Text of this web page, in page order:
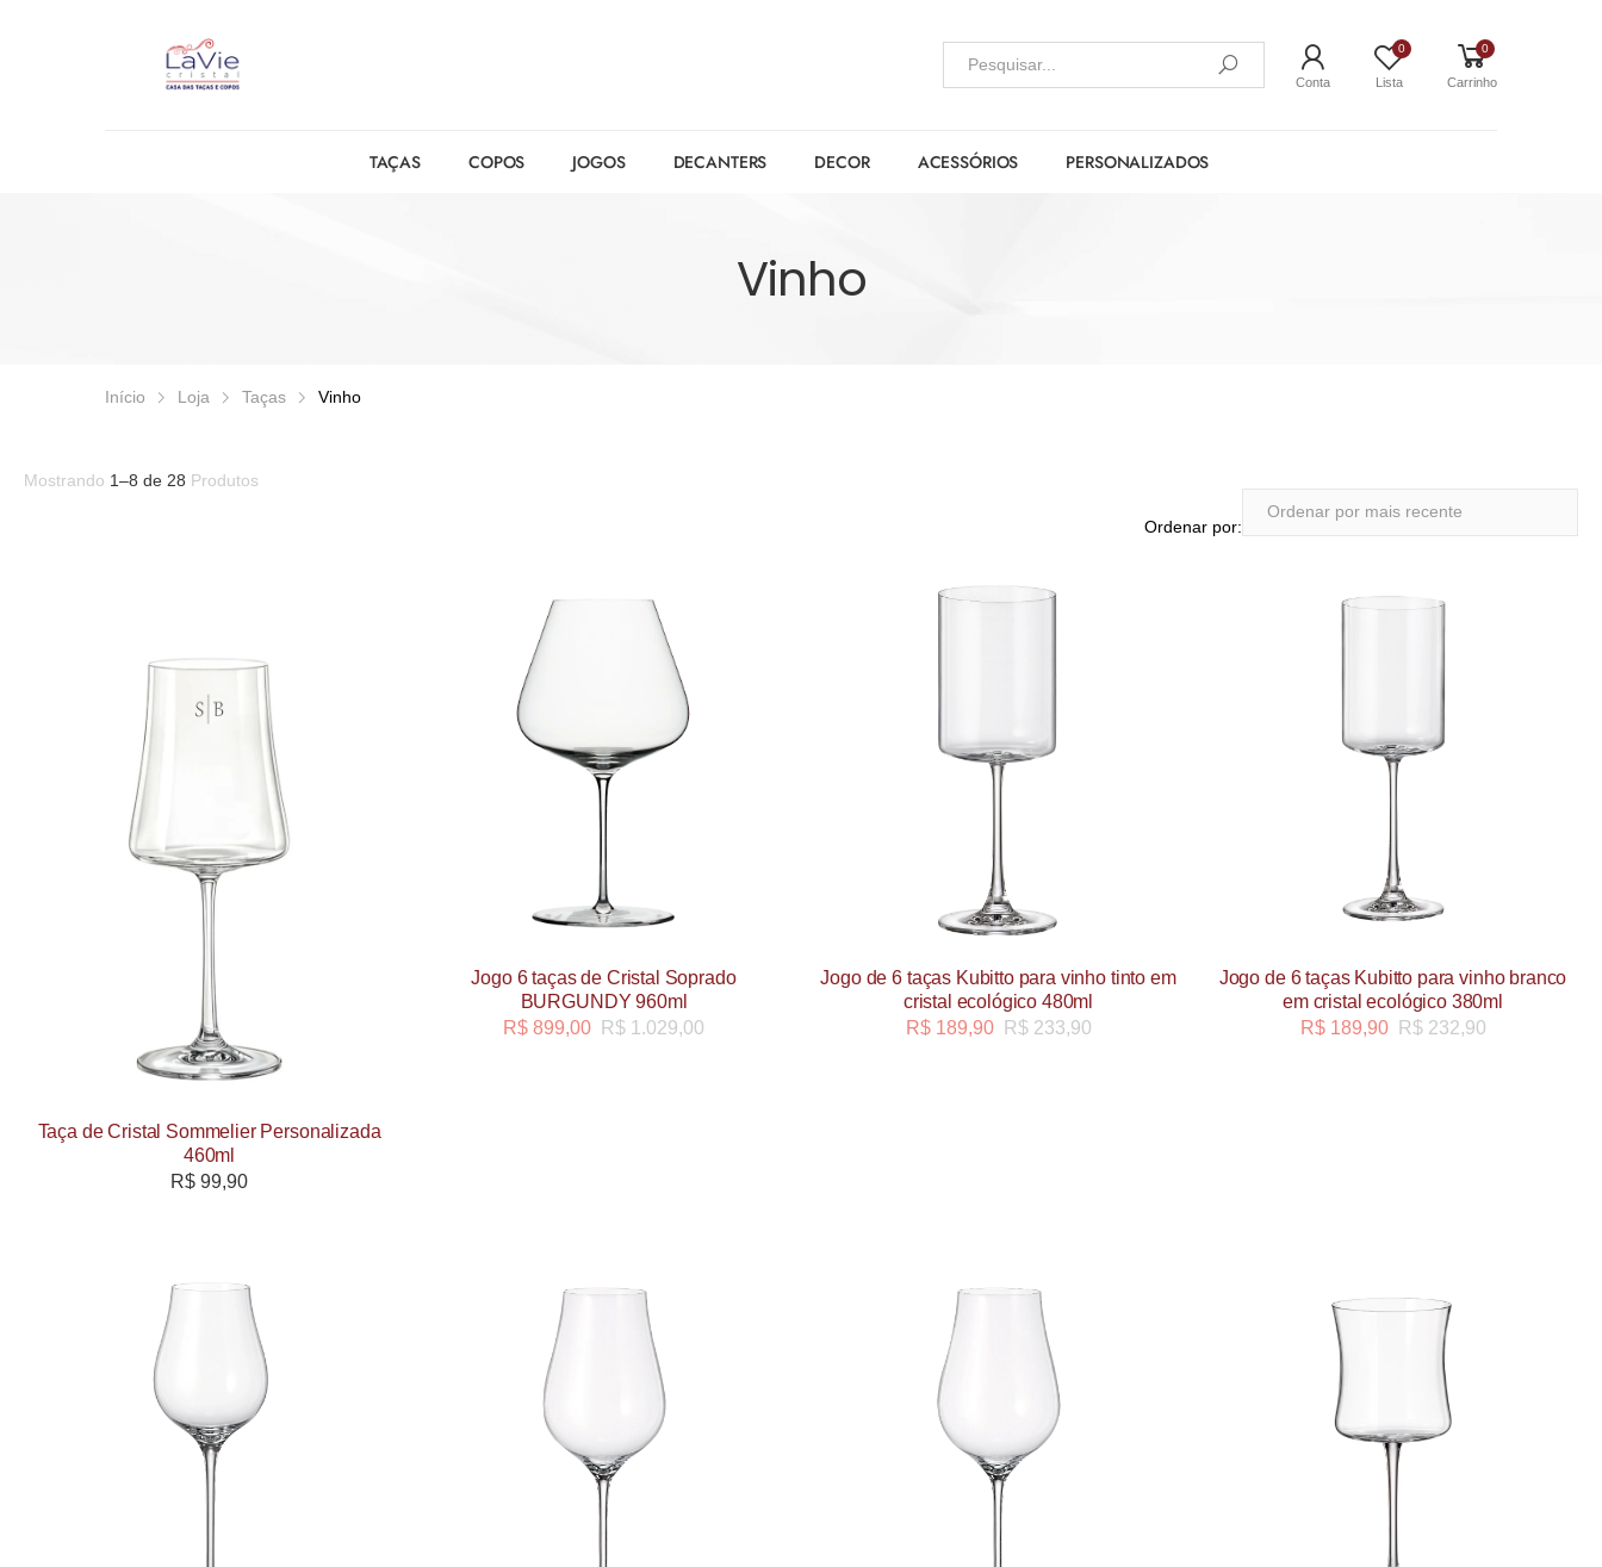
Conta
0
Lista
0
Carrinho
TAÇAS COPOS JOGOS DECANTERS DECOR ACESSÓRIOS PERSONALIZADOS
Vinho
Início Loja Taças Vinho
Mostrando 1–8 de 28 Produtos
Ordenar por:
Taça de Cristal Sommelier Personalizada
460ml
R$ 99,90
Jogo 6 taças de Cristal Soprado
BURGUNDY 960ml
R$ 1.029,00
R$ 899,00
Jogo de 6 taças Kubitto para vinho tinto em
cristal ecológico 480ml
R$233,90
R$189,90
Jogo de 6 taças Kubitto para vinho branco
em cristal ecológico 380ml
R$232,90
R$189,90